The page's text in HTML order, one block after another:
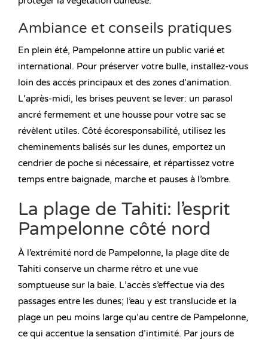
Ambiance et conseils pratiques
En plein été, Pampelonne attire un public varié et
international. Pour préserver votre bulle, installez-vous
loin des accès principaux et des zones d’animation.
L’après-midi, les brises peuvent se lever: un parasol
ancré fermement et une housse pour votre sac se
révèlent utiles. Côté écoresponsabilité, utilisez les
cheminements balisés sur les dunes, emportez un
cendrier de poche si nécessaire, et répartissez votre
temps entre baignade, marche et pauses à l’ombre.
La plage de Tahiti: l’esprit
Pampelonne côté nord
À l’extrémité nord de Pampelonne, la plage dite de
Tahiti conserve un charme rétro et une vue
somptueuse sur la baie. L’accès s’effectue via des
passages entre les dunes; l’eau y est translucide et la
plage un peu moins large qu’au centre de Pampelonne,
ce qui accentue la sensation d’intimité. Par jours de